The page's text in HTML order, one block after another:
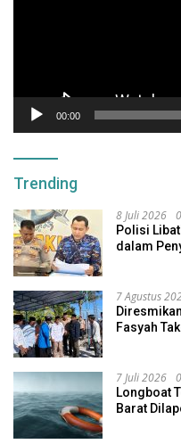
00:00
Trending
8 Juli 2026
Polisi
dalam
7 Agustus
Fasyah
7 Juli 2026
Longboat
Barat